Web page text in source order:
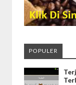
POPULER